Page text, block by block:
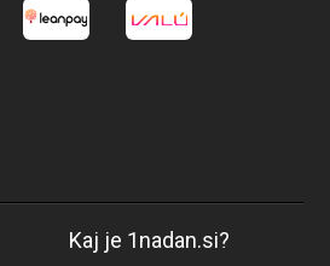
Kaj je 1nadan.si?